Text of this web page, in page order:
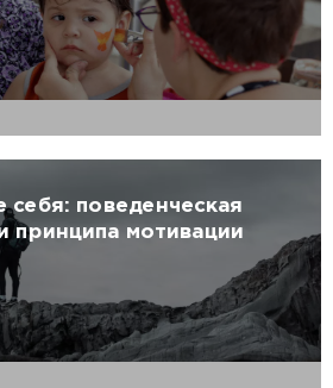
себя: поведенческая
принципа мотивации